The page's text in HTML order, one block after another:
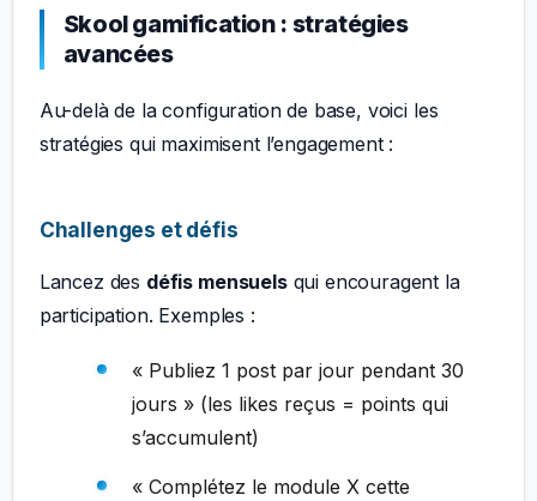
Skool gamification : stratégies
avancées
Au-delà de la configuration de base, voici les
stratégies qui maximisent l’engagement :
Challenges et défis
Lancez des défis mensuelsqui encouragent la
participation. Exemples :
« Publiez 1 post par jour pendant 30
jours » (les likes reçus = points qui
s’accumulent)
« Complétez le module X cette